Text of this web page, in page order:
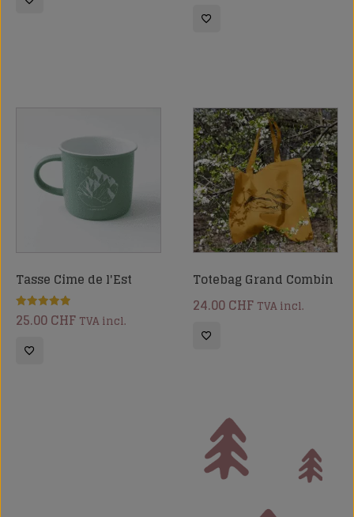
Tasse Cime de l'Est
Note
5.00
25.00CHF TVA incl.
Totebag Grand Combin
24.00CHF TVA incl.